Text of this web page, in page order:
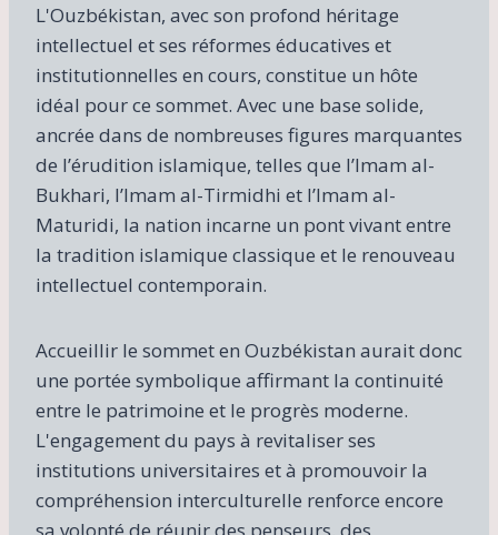
L'Ouzbékistan, avec son profond héritage
intellectuel et ses réformes éducatives et
institutionnelles en cours, constitue un hôte
idéal pour ce sommet. Avec une base solide,
ancrée dans de nombreuses figures marquantes
de l’érudition islamique, telles que l’Imam al-
Bukhari, l’Imam al-Tirmidhi et l’Imam al-
Maturidi, la nation incarne un pont vivant entre
la tradition islamique classique et le renouveau
intellectuel contemporain.
Accueillir le sommet en Ouzbékistan aurait donc
une portée symbolique affirmant la continuité
entre le patrimoine et le progrès moderne.
L'engagement du pays à revitaliser ses
institutions universitaires et à promouvoir la
compréhension interculturelle renforce encore